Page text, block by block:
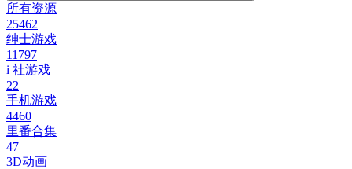
所有资源
25462
绅士游戏
11797
i 社游戏
22
手机游戏
4460
里番合集
47
3D动画